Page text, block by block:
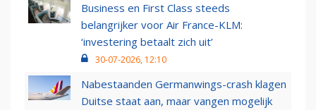
Business en First Class steeds
belangrijker voor Air France-KLM:
‘investering betaalt zich uit’
30-07-2026, 12:10
Nabestaanden Germanwings-crash klagen
Duitse staat aan, maar vangen mogelijk